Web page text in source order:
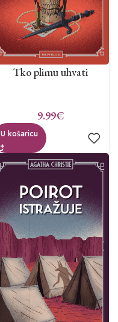
Tko plimu uhvati
9.99€
U košaricu